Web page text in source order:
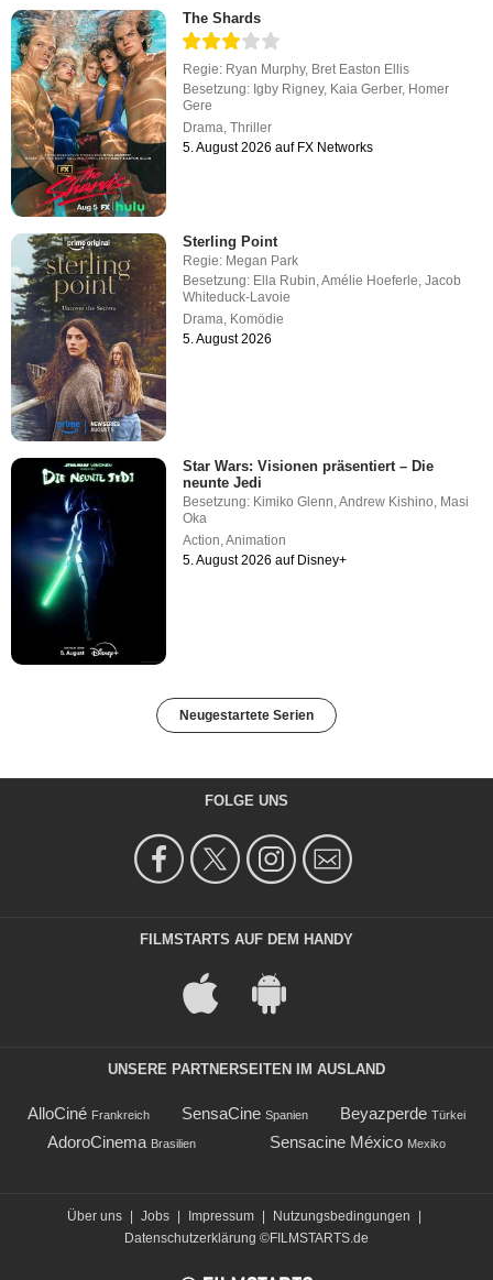
The Shards
Regie: Ryan Murphy, Bret Easton Ellis
Besetzung: Igby Rigney, Kaia Gerber, Homer
Gere
Drama,Thriller
5. August 2026 auf FX Networks
Sterling Point
Regie: Megan Park
Besetzung: Ella Rubin,Amélie Hoeferle,Jacob
Whiteduck-Lavoie
Drama, Komödie
5. August 2026
Star Wars: Visionen präsentiert – Die
neunte Jedi
Besetzung: Kimiko Glenn ,Andrew Kishino Masi
Oka
Action ,Animation
5. August 2026 auf Disney+
Neugestartete Serien
FOLGE UNS
FILMSTARTS AUF DEM HANDY
UNSERE PARTNERSEITEN IM AUSLAND
AlloCiné Frankreich SensaCine Spanien Beyazperde Türkei
AdoroCinema Brasilien Sensacine México Mexiko
Über uns Jobs Impressum Nutzungsbedingungen
Datenschutzerklärung ©FILMSTARTS.de